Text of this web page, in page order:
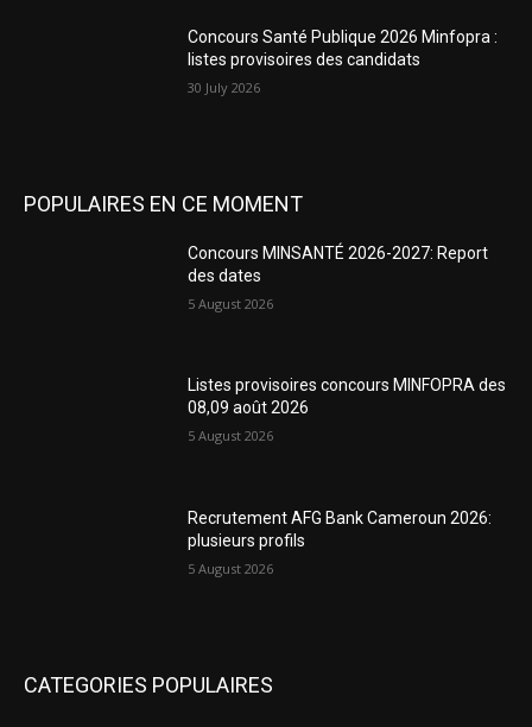
Concours Santé Publique 2026 Minfopra :
listes provisoires des candidats
30 July 2026
POPULAIRES EN CE MOMENT
Concours MINSANTÉ 2026-2027: Report
des dates
5 August 2026
Listes provisoires concours MINFOPRA des
08,09 août 2026
5 August 2026
Recrutement AFG Bank Cameroun 2026:
plusieurs profils
5 August 2026
CATEGORIES POPULAIRES